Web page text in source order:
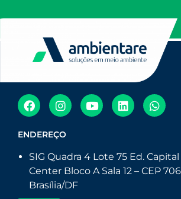
ENDEREÇO
SIG Quadra 4 Lote 75 Ed.
Center Bloco A Sala 12 – CEP
Brasília/DF